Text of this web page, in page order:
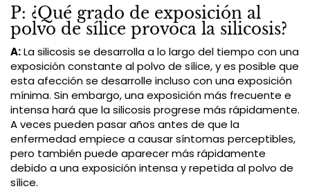
P: ¿Qué grado de exposición al
polvo de sílice provoca la silicosis?
A:La silicosis se desarrolla a lo largo del tiempo con una
exposición constante al polvo de sílice, y es posible que
esta afección se desarrolle incluso con una exposición
mínima. Sin embargo, una exposición más frecuente e
intensa hará que la silicosis progrese más rápidamente.
A veces pueden pasar años antes de que la
enfermedad empiece a causar síntomas perceptibles,
pero también puede aparecer más rápidamente
debido a una exposición intensa y repetida al polvo de
sílice.